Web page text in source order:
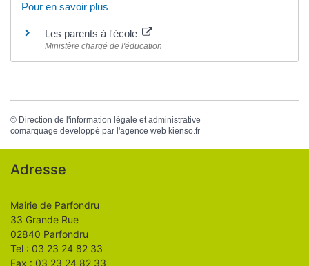
Pour en savoir plus
Les parents à l'école
Ministère chargé de l'éducation
© Direction de l'information légale et administrative
comarquage developpé par l'agence web kienso.fr
Adresse
Mairie de Parfondru
33 Grande Rue
02840 Parfondru
Tel : 03 23 24 82 33
Fax : 03 23 24 82 33